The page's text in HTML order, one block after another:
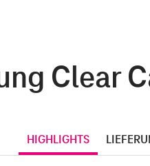
Clear
HIGHLIGHTS